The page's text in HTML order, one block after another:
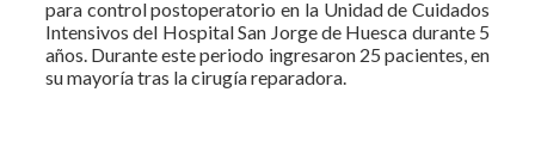
para control postoperatorio en la Unidad de Cuidados
Intensivos del Hospital San Jorge de Huesca durante 5
años. Durante este periodo ingresaron 25 pacientes, en
su mayoría tras la cirugía reparadora.